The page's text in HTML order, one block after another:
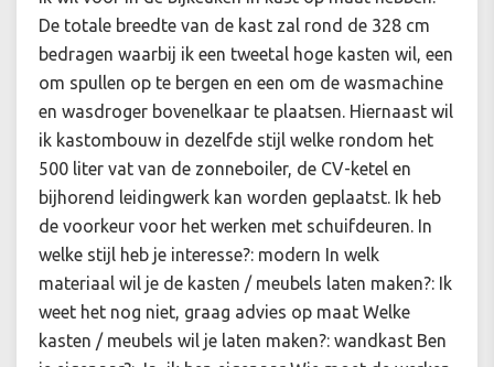
De totale breedte van de kast zal rond de 328 cm
bedragen waarbij ik een tweetal hoge kasten wil, een
om spullen op te bergen en een om de wasmachine
en wasdroger bovenelkaar te plaatsen. Hiernaast wil
ik kastombouw in dezelfde stijl welke rondom het
500 liter vat van de zonneboiler, de CV-ketel en
bijhorend leidingwerk kan worden geplaatst. Ik heb
de voorkeur voor het werken met schuifdeuren. In
welke stijl heb je interesse?: modern In welk
materiaal wil je de kasten / meubels laten maken?: Ik
weet het nog niet, graag advies op maat Welke
kasten / meubels wil je laten maken?: wandkast Ben